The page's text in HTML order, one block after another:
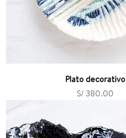
Plato decorativo
Precio
S/ 380.00